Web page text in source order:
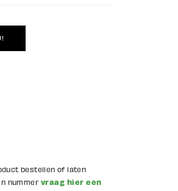
bestellen of laten
nummer vraag hier een